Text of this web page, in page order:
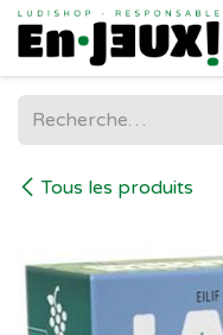
Se rendre au contenu
Tous les produits